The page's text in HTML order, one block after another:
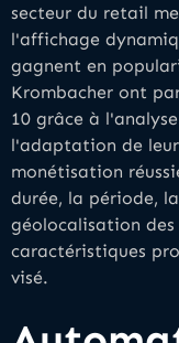
secteur du retail
l'affichage
gagnent en
Krombacher ont
10 grâce à
l'adaptation de
monétisation
durée, la période,
géolocalisation
caractéristiques
visé.